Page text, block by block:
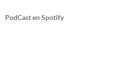
PodCast en Spotify